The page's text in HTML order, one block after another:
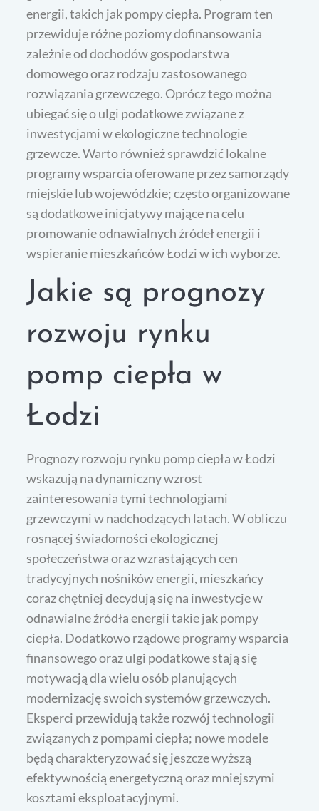
energii, takich jak pompy ciepła. Program ten
przewiduje różne poziomy dofinansowania
zależnie od dochodów gospodarstwa
domowego oraz rodzaju zastosowanego
rozwiązania grzewczego. Oprócz tego można
ubiegać się o ulgi podatkowe związane z
inwestycjami w ekologiczne technologie
grzewcze. Warto również sprawdzić lokalne
programy wsparcia oferowane przez samorządy
miejskie lub wojewódzkie; często organizowane
są dodatkowe inicjatywy mające na celu
promowanie odnawialnych źródeł energii i
wspieranie mieszkańców Łodzi w ich wyborze.
Jakie są prognozy
rozwoju rynku
pomp ciepła w
Łodzi
Prognozy rozwoju rynku pomp ciepła w Łodzi
wskazują na dynamiczny wzrost
zainteresowania tymi technologiami
grzewczymi w nadchodzących latach. W obliczu
rosnącej świadomości ekologicznej
społeczeństwa oraz wzrastających cen
tradycyjnych nośników energii, mieszkańcy
coraz chętniej decydują się na inwestycje w
odnawialne źródła energii takie jak pompy
ciepła. Dodatkowo rządowe programy wsparcia
finansowego oraz ulgi podatkowe stają się
motywacją dla wielu osób planujących
modernizację swoich systemów grzewczych.
Eksperci przewidują także rozwój technologii
związanych z pompami ciepła; nowe modele
będą charakteryzować się jeszcze wyższą
efektywnością energetyczną oraz mniejszymi
kosztami eksploatacyjnymi.